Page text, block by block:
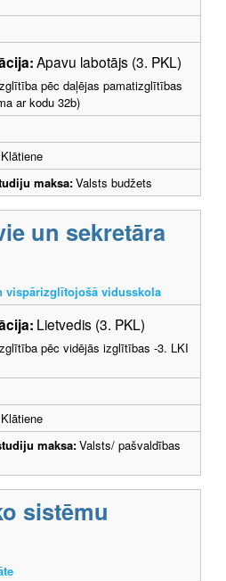
Apavu labotājs (3. PKL)
pēc daļējas pamatizglītības
ar kodu 32b)
Klātiene
maksa:Valsts budžets
un sekretāra
vispārizglītojošā vidusskola
Lietvedis (3. PKL)
pēc vidējās izglītības -3. LKI
Klātiene
maksa:Valsts/ pašvaldības
sistēmu